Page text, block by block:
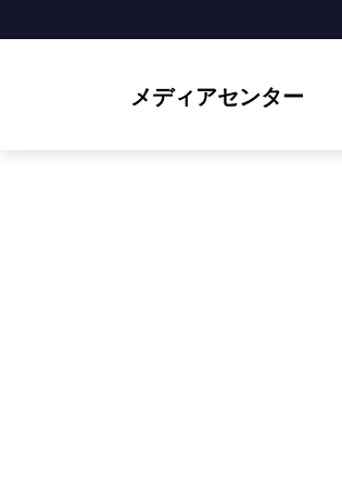
メディアセンター